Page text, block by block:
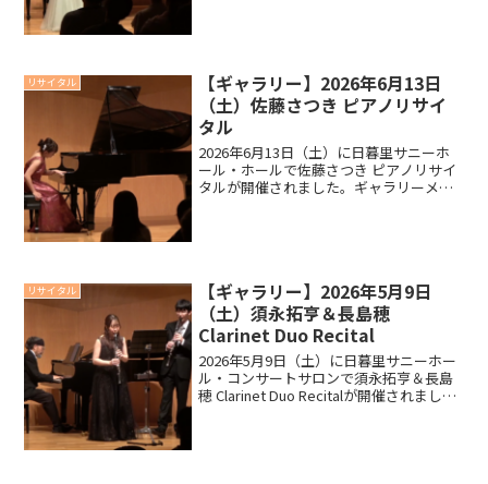
リサイタル
【ギャラリー】2026年6月13日
（土）佐藤さつき ピアノリサイ
タル
2026年6月13日（土）に日暮里サニーホ
ール・ホールで佐藤さつき ピアノリサイ
タルが開催されました。ギャラリーメッ
リサイタル
【ギャラリー】2026年5月9日
（土）須永拓亨＆長島穂
Clarinet Duo Recital
2026年5月9日（土）に日暮里サニーホー
ル・コンサートサロンで須永拓亨＆長島
穂 Clarinet Duo Recitalが開催されまし